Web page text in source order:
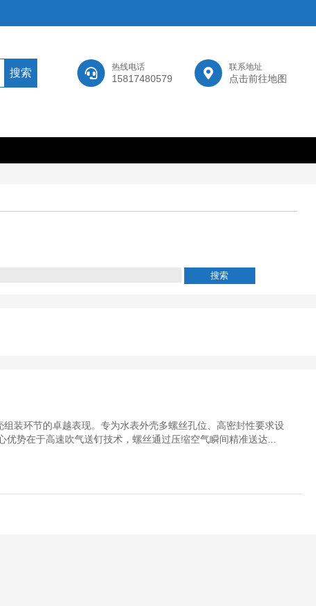
热线电话
15817480579
联系地址
点击前往地图
装环节的卓越表现。专为水表外壳多螺丝孔位、高密封性要求设
势在于高速吹气送钉技术，螺丝通过压缩空气瞬间精准送达...